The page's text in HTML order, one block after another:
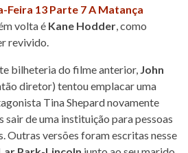
Feira 13 Parte 7 A Matança
volta é Kane Hodder, como
revivido.
bilheteria do filme anterior, John
diretor) tentou emplacar uma
Tina Shepard novamente
sair de uma instituição para pessoas
Outras versões foram escritas nesse